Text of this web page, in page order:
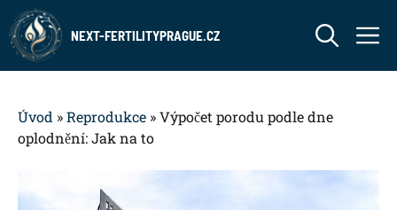
Přeskočit
na
obsah
NEXT-FERTILITYPRAGUE.CZ
Úvod »Reprodukce »Výpočet porodu podle dne
oplodnění: Jak na to